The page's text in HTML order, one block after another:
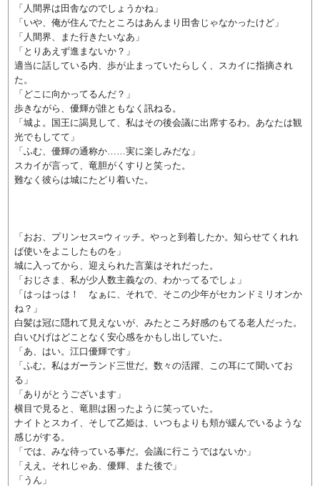
「人間界は田舎なのでしょうかね」
「いや、俺が住んでたところはあんまり田舎じゃなかったけど」
「人間界、また行きたいなあ」
「とりあえず進まないか？」
適当に話している内、歩が止まっていたらしく、スカイに指摘され
た。
「どこに向かってるんだ？」
歩きながら、優輝が誰ともなく訊ねる。
「城よ。国王に謁見して、私はその後会議に出席するわ。あなたは観
光でもしてて」
「ふむ、優輝の通称か……実に楽しみだな」
スカイが言って、竜胆がくすりと笑った。
難なく彼らは城にたどり着いた。
「おお、プリンセス=ウィッチ。やっと到着したか。知らせてくれれ
ば使いをよこしたものを」
城に入ってから、迎えられた言葉はそれだった。
「おじさま、私が少人数主義なの、わかってるでしょ」
「はっはっは！ なぁに、それで、そこの少年がセカンドミリオンか
ね？」
白髪は冠に隠れて見えないが、みたところ好感のもてる老人だった。
白いひげはどことなく安心感をかもし出していた。
「あ、はい。江口優輝です」
「ふむ。私はガーランド三世だ。数々の活躍、この耳にて聞いてお
る」
「ありがとうございます」
横目で見ると、竜胆は困ったように笑っていた。
ナイトとスカイ、そして乙姫は、いつもよりも頬が緩んでいるような
感じがする。
「では、みな待っている事だ。会議に行こうではないか」
「ええ。それじゃあ、優輝、また後で」
「うん」